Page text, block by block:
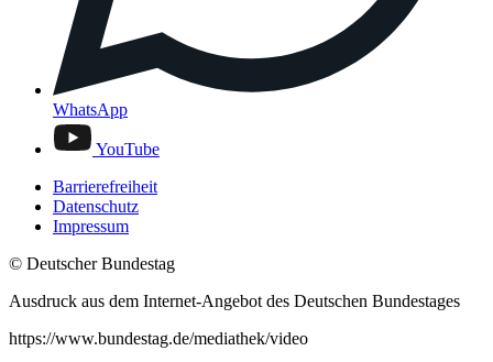
WhatsApp
YouTube
Barrierefreiheit
Datenschutz
Impressum
© Deutscher Bundestag
Ausdruck aus dem Internet-Angebot des Deutschen Bundestages
https://www.bundestag.de/mediathek/video